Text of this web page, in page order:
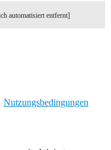
automatisiert entfernt]
Nutzungsbedingungen